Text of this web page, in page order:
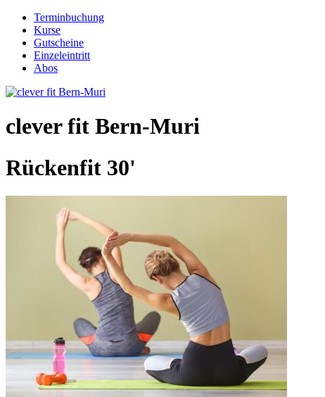
Terminbuchung
Kurse
Gutscheine
Einzeleintritt
Abos
clever fit Bern-Muri
Rückenfit 30'